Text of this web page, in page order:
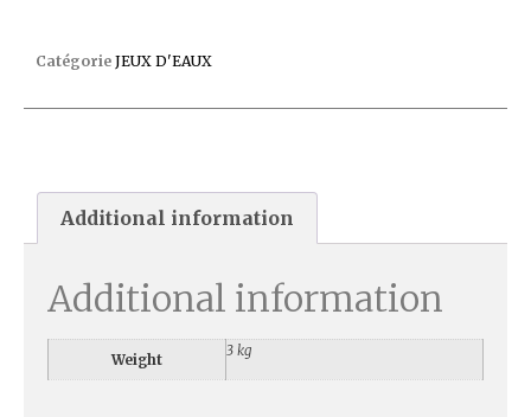
Catégorie JEUX D'EAUX
Additional information
Additional information
Weight
3 kg